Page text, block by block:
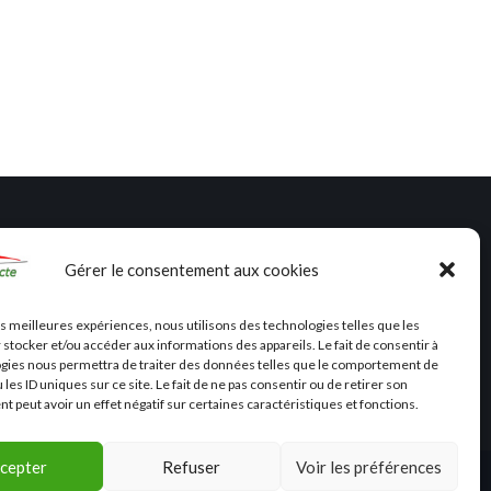
Gérer le consentement aux cookies
meilleures expériences, nous utilisons des technologies telles que les
et/ou accéder aux informations des appareils. Le fait de consentir à
nous permettra de traiter des données telles que le comportement de
les ID uniques sur ce site. Le fait de ne pas consentir ou de retirer son
peut avoir un effet négatif sur certaines caractéristiques et fonctions.
Refuser Voir les préférences